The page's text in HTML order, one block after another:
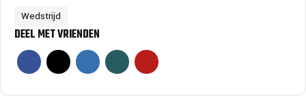
Wedstrijd
DEEL MET VRIENDEN